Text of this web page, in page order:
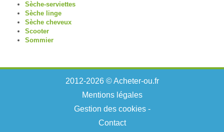
Sèche-serviettes
Sèche linge
Sèche cheveux
Scooter
Sommier
2012-2026 © Acheter-ou.fr
Mentions légales
Gestion des cookies-
Contact